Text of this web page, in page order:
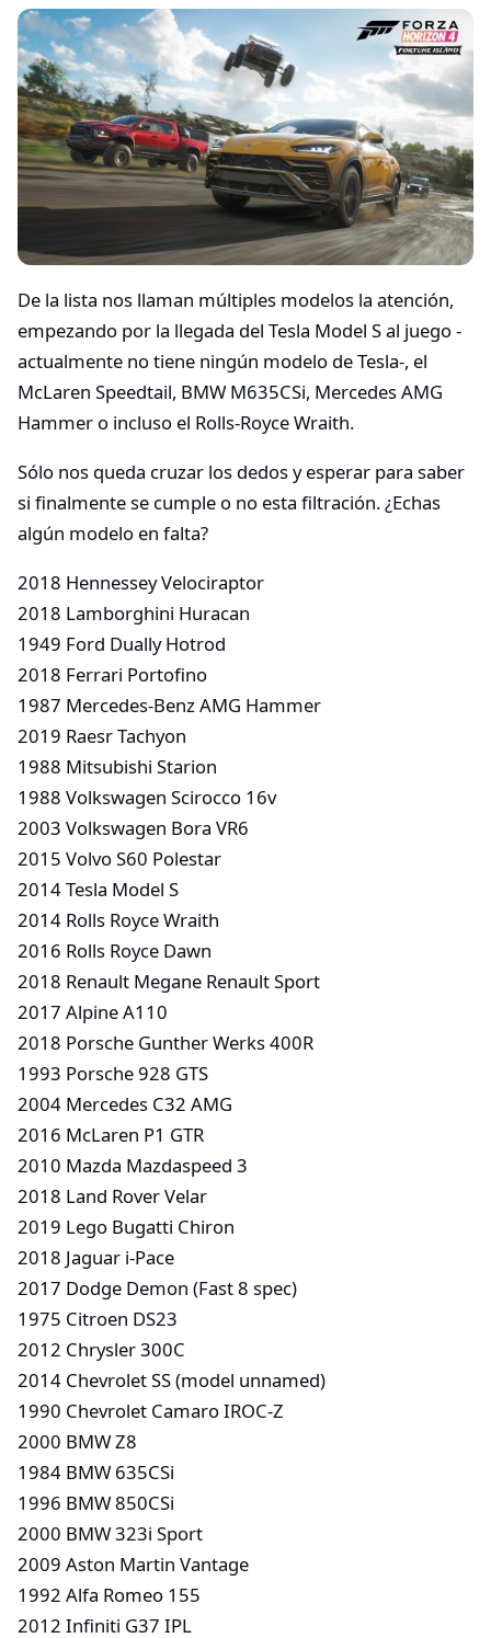
De la lista nos llaman múltiples modelos la atención,
empezando por la llegada del Tesla Model S al juego -
actualmente no tiene ningún modelo de Tesla-, el
McLaren Speedtail, BMW M635CSi, Mercedes AMG
Hammer o incluso el Rolls-Royce Wraith.
Sólo nos queda cruzar los dedos y esperar para saber
si finalmente se cumple o no esta filtración. ¿Echas
algún modelo en falta?
2018 Hennessey Velociraptor
2018 Lamborghini Huracan
1949 Ford Dually Hotrod
2018 Ferrari Portofino
1987 Mercedes-Benz AMG Hammer
2019 Raesr Tachyon
1988 Mitsubishi Starion
1988 Volkswagen Scirocco 16v
2003 Volkswagen Bora VR6
2015 Volvo S60 Polestar
2014 Tesla Model S
2014 Rolls Royce Wraith
2016 Rolls Royce Dawn
2018 Renault Megane Renault Sport
2017 Alpine A110
2018 Porsche Gunther Werks 400R
1993 Porsche 928 GTS
2004 Mercedes C32 AMG
2016 McLaren P1 GTR
2010 Mazda Mazdaspeed 3
2018 Land Rover Velar
2019 Lego Bugatti Chiron
2018 Jaguar i-Pace
2017 Dodge Demon (Fast 8 spec)
1975 Citroen DS23
2012 Chrysler 300C
2014 Chevrolet SS (model unnamed)
1990 Chevrolet Camaro IROC-Z
2000 BMW Z8
1984 BMW 635CSi
1996 BMW 850CSi
2000 BMW 323i Sport
2009 Aston Martin Vantage
1992 Alfa Romeo 155
2012 Infiniti G37 IPL